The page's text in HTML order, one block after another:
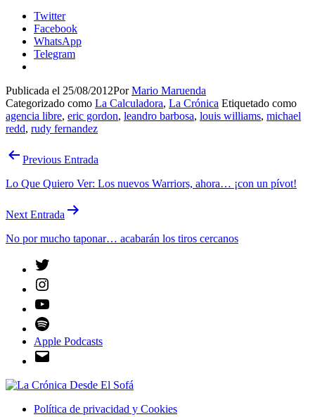
Twitter
Facebook
WhatsApp
Telegram
Publicada el 25/08/2012PorMario Maruenda
Categorizado como La Calculadora, La Crónica Etiquetado como
agencia libre, eric gordon, leandro barbosa, louis williams, michael
redd, rudy fernandez
Navegación
entradas
Previous Entrada
Lo Que Quiero Ver: Los nuevos Warriors, ahora… ¡con un pívot!
Next Entrada
No por mucho taponar… acabarán los tiros cercanos
Apple Podcasts
Política de privacidad y Cookies